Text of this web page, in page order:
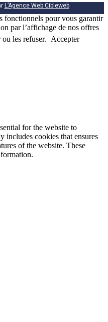
L’Agence Web Cibleweb
fonctionnels pour vous garantir
par l’affichage de nos offres
les refuser. Accepter
for the website to
includes cookies that ensures
of the website. These